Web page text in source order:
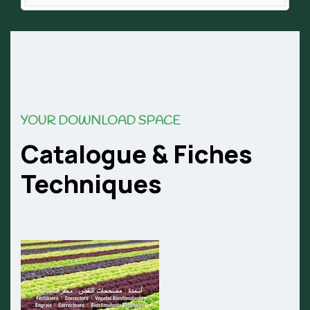
YOUR DOWNLOAD SPACE
Catalogue & Fiches
Techniques